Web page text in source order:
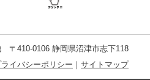
〒410-0106 静岡県沼津市志下118
ライバシーポリシー ｜ サイトマップ